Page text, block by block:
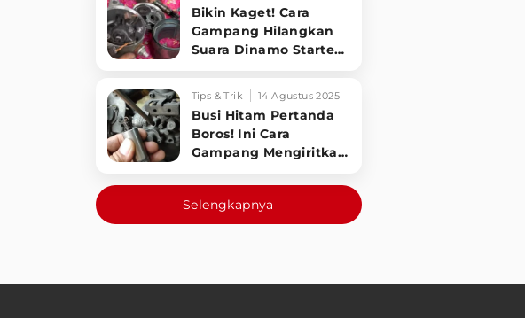
Bikin Kaget! Cara
Gampang Hilangkan
Suara Dinamo Starter
Dimatikan!
Tips & Trik 14 Agustus 2025
Busi Hitam Pertanda
Boros! Ini Cara
Gampang Mengiritkan
Lebih Irit!
Selengkapnya